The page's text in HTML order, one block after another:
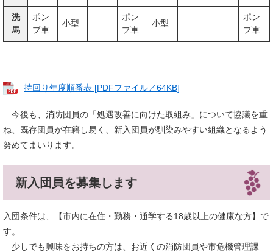
洗
馬
ポン
プ車
小型
ポン
プ車
小型
ポン
プ車
持回り年度順番表 [PDFファイル／64KB]
今後も、消防団員の「処遇改善に向けた取組み」について協議を重
ね、既存団員が在籍し易く、新入団員が馴染みやすい組織となるよう
努めてまいります。
新入団員を募集します
入団条件は、【市内に在住・勤務・通学する18歳以上の健康な方】で
す。
少しでも興味をお持ちの方は、お近くの消防団員や市危機管理課